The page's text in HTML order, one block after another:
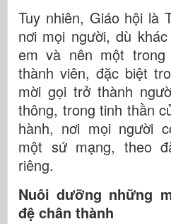
Tuy nhiên, Giáo hội là
nơi mọi người, dù
em và nên một
thành viên, đặc biệt
mời gọi trở thành
thông, trong tinh thần
hành, nơi mọi người
một sứ mạng, theo
riêng.
Nuôi dưỡng những
đệ chân thành